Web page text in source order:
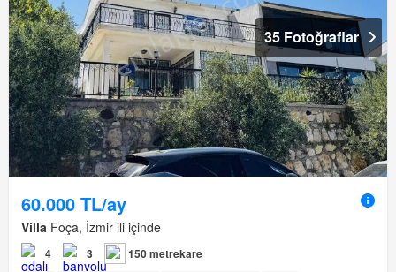
35 Fotoğraflar
60.000 TL/ay
Villa Foça, İzmir ili içinde
4 3 150 metrekare